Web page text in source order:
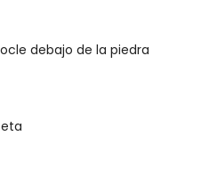
debajo de la piedra